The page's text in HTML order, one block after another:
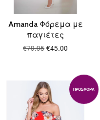
Amanda Φόρεμα με
παγιέτες
€79.95 €45.00
ΠΡΟΣΦΟΡΆ